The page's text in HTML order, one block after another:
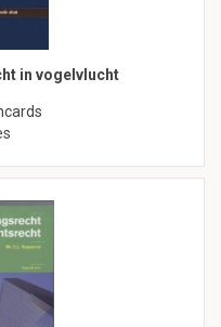
in vogelvlucht